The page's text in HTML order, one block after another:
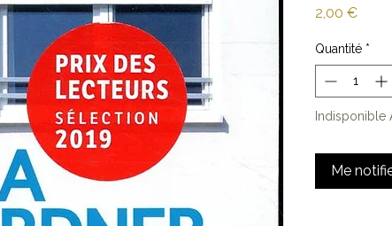
2,00 €Prix
Quantité *
Indisponible
Me